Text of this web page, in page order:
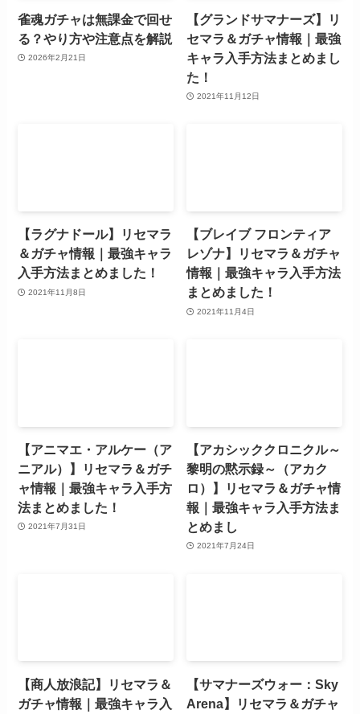
雀魂ガチャは無課金で回せ
る？やり方や注意点を解説
2026年2月21日
【グランドサマナーズ】リ
セマラ＆ガチャ情報｜最強
キャラ入手方法まとめまし
た！
2021年11月12日
【ラグナドール】リセマラ
＆ガチャ情報｜最強キャラ
入手方法まとめました！
2021年11月8日
【ブレイブ フロンティア
レゾナ】リセマラ＆ガチャ
情報｜最強キャラ入手方法
まとめました！
2021年11月4日
【アニマエ・アルケー（ア
ニアル）】リセマラ＆ガチ
ャ情報｜最強キャラ入手方
法まとめました！
2021年7月31日
【アカシッククロニクル～
黎明の黙示録～（アカク
ロ）】リセマラ＆ガチャ情
報｜最強キャラ入手方法ま
とめまし
2021年7月24日
【商人放浪記】リセマラ＆
ガチャ情報｜最強キャラ入
【サマナーズウォー：Sky
Arena】リセマラ＆ガチャ